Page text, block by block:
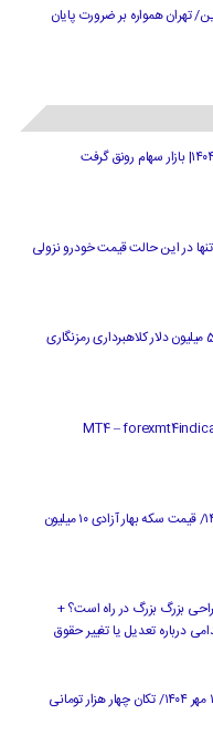
تهران همواره بر ضرورت پایان
در این حالت قیمت خودرو نزولی
مقامات تایلندی ملی پرتغالی را با 580 میلیون دلار کلاهبرداری رمزنگاری
قیمت جدید طلا و سکه ۱۲ مهرماه ۱۴۰۴/ قیمت سکه بهار آزادی ۱۰ میلیون
بزرگ بزرگ در راه است؟ +
درباره تعدیل یا تغییر حقوق
قیمت جدید دلار، یورو و سایر ارزها ۱۲ مهر ۱۴۰۴/ تکان چهار هزار تومانی